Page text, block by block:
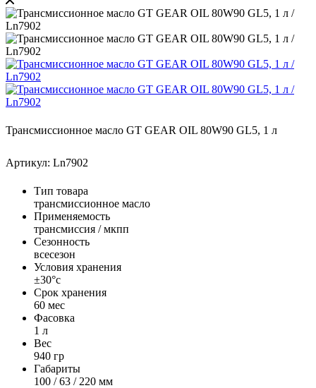
Трансмиссионное масло GT GEAR OIL 80W90 GL5, 1 л
Артикул: Ln7902
Тип товара
трансмиссионное масло
Применяемость
трансмиссия / мкпп
Сезонность
всесезон
Условия хранения
±30°с
Срок хранения
60 мес
Фасовка
1 л
Вес
940 гр
Габариты
100 / 63 / 220 мм